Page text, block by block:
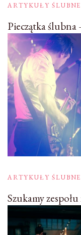
ARTYKUŁY ŚLUBNE
Pieczątka ślubna
ARTYKUŁY ŚLUBNE
Szukamy